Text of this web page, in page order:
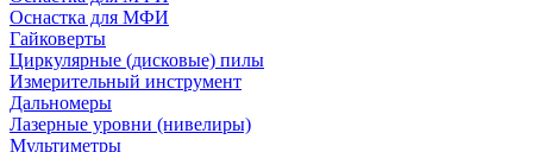
Оснастка для МФИ
Гайковерты
Циркулярные (дисковые) пилы
Измерительный инструмент
Дальномеры
Лазерные уровни (нивелиры)
Мультиметры